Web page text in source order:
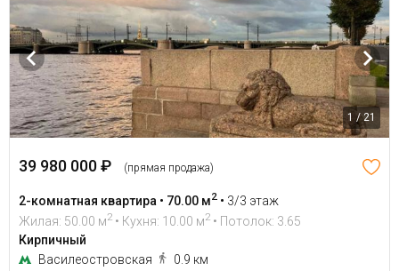
1 / 21
39 980 000 ₽ (прямая продажа)
2-комнатная квартира • 70.00 м2 • 3/3 этаж
Жилая: 50.00 м2 • Кухня: 10.00 м2 • Потолок: 3.65
Кирпичный
Василеостровская
0.9 км